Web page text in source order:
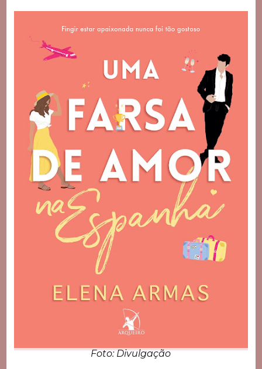
Foto: Divulgação